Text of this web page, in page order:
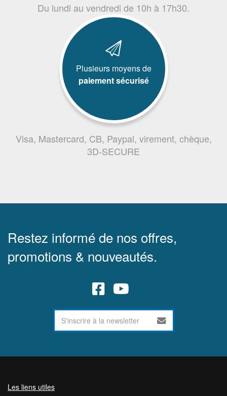
Du lundi au vendredi de 10h à 17h30.
Plusieurs moyens de
paiement sécurisé
Visa, Mastercard, CB, Paypal, virement, chèque,
3D-SECURE
Restez informé de nos offres,
promotions & nouveautés.
Les liens utiles